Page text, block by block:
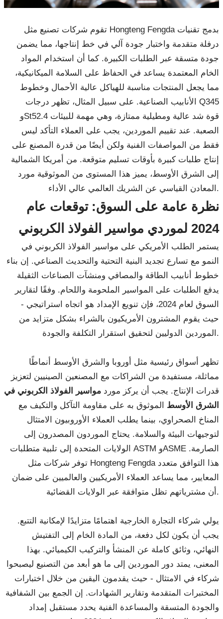
تقوم شركات تصنيع مثل Hongteng Fengda بدمج تقنيات
درفلة متقدمة واختبار جودة آلي في خط إنتاجها، مما يضمن
جودة متسقة عبر الطلبات الكبيرة. كما أن استخدام المواد
الخام المعتمدة يساعد في الحفاظ على السلامة الميكانيكية،
مما يجعل المنتجات مناسبة للهياكل عالية الأحمال وخطوط
الأنابيب الصناعية. على سبيل المثال، تظهر درجات Q345
وSt52.4 قوة شد عالية ومطيلية ممتازة، وهي مهمة للبيئات
الصعبة. عند تقييم الموردين، يجب على العملاء التأكد ليس
فقط من المواصفات الفنية ولكن أيضًا من قدرة المصنع على
إنتاج طلبات كبيرة بأوقات تسليم متوقعة. من أمريكا الشمالية
إلى الشرق الأوسط، يميز هذا المستوى من الموثوقية مورد
المعادن القياسي عن الشريك العالمي عالي الأداء.
نظرة عامة على السوق: توقعات عام
2024 لموردي مواسير الفولاذ الكربوني
يستمر الطلب الأمريكي على مواسير الفولاذ الكربوني في
النمو مع تسارع تجديد البنية التحتية والتحديث الصناعي. إن بناء
خطوط أنابيب الطاقة والمصافي ومنشآت الصناعات الثقيلة
يدفع الطلبات على المواسير الملحومة واللحام. وفقًا لتقارير
السوق لعام 2024، فإن تنويع الإمداد هو اتجاه استراتيجي -
حيث يقوم المشترون الأمريكيون بالشراء بشكل متزايد من
الموردين الدوليين لتحقيق استقرار التكلفة والجودة.
تظهر أسواق رئيسية مثل أوروبا والشرق الأوسط أنماطًا
مماثلة، مستفيدة من الشراكات مع المصنعين الصينيين لتعزيز
قدرات الإنتاج. يجب أن يركز مورد مواسير الفولاذ الكربوني في
الشرق الأوسط الموثوق به على مقاومة التآكل والتكيف مع
المناخ الصحراوي، بينما يطلب العملاء الأوروبيون الامتثال
لتوجيهات البيئة والسلامة. يحتاج الموردون المصدرون إلى
الولايات المتحدة إلى تلبية متطلبات ASTM وASME الصارمة.
توفر شركات مثل Hongteng Fengda هذا التوافق متعدد
المعايير، مما يساعد العملاء الأمريكيين والعالميين على ضمان
أن مشترياتهم تظل متوافقة عبر الولايات القضائية.
يولي شركاء التجارة الخارجية اهتمامًا متزايدًا لإمكانية التتبع.
يجب أن يكون لكل دفعة، من المادة الخام إلى التفتيش
النهائي، وثائق كاملة عن المنشأ والتركيب الكيميائي. بهذا
المعنى، يمتد دور الموردين إلى ما هو أبعد من التصنيع ليصبحوا
شركاء في الامتثال - حيث يقدمون اليقين من خلال اختبارات
المختبرات المتقدمة وتقارير الشهادات. إن الجمع بين الشفافية
والجودة المتسقة والمساعدة الفنية يحدد مستقبل إمداد